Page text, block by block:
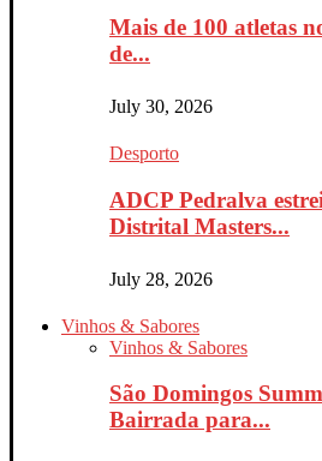
Mais de 100 atletas
de...
July 30, 2026
Desporto
ADCP Pedralva
Distrital Masters...
July 28, 2026
Vinhos & Sabores
Vinhos & Sabores
São Domingos
Bairrada para...